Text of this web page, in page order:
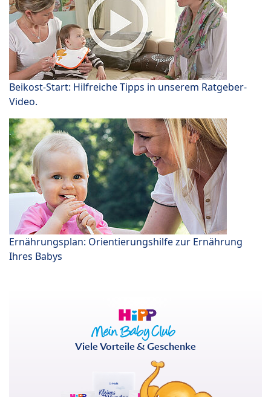
Beikost-Start: Hilfreiche Tipps in unserem Ratgeber-
Video.
Ernährungsplan: Orientierungshilfe zur Ernährung
Ihres Babys
Viele Vorteile & Geschenke